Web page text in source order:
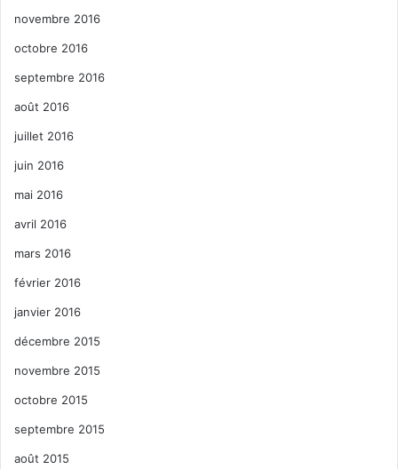
Miami
novembre 2016
octobre 2016
septembre 2016
août 2016
juillet 2016
juin 2016
mai 2016
avril 2016
mars 2016
février 2016
janvier 2016
décembre 2015
novembre 2015
octobre 2015
septembre 2015
août 2015